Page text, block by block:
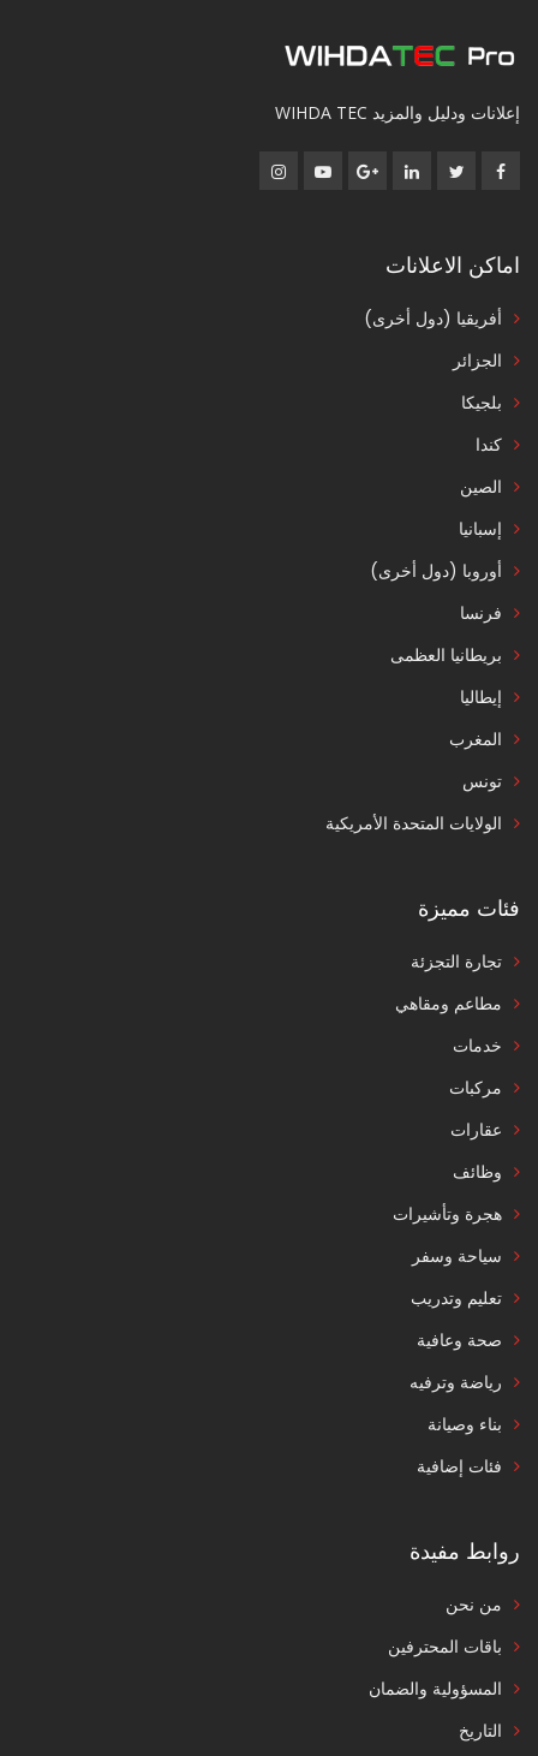
إعلانات ودليل والمزيد WIHDA TEC
اماكن الاعلانات
أفريقيا (دول أخرى)
الجزائر
بلجيكا
كندا
الصين
إسبانيا
أوروبا (دول أخرى)
فرنسا
بريطانيا العظمى
إيطاليا
المغرب
تونس
الولايات المتحدة الأمريكية
فئات مميزة
تجارة التجزئة
مطاعم ومقاهي
خدمات
مركبات
عقارات
وظائف
هجرة وتأشيرات
سياحة وسفر
تعليم وتدريب
صحة وعافية
رياضة وترفيه
بناء وصيانة
فئات إضافية
روابط مفيدة
من نحن
باقات المحترفين
المسؤولية والضمان
التاريخ